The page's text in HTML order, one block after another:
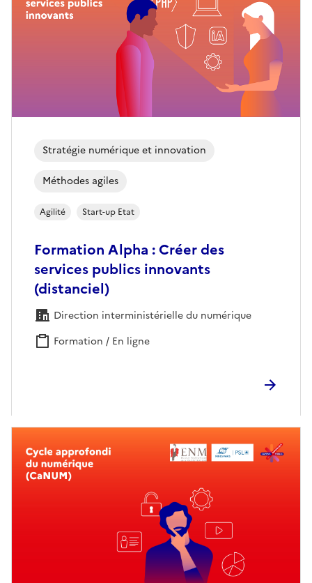
Stratégie numérique et innovation
Méthodes agiles
Agilité Start-up Etat
Formation Alpha : Créer des
services publics innovants
(distanciel)
Direction interministérielle du numérique
Formation / En ligne